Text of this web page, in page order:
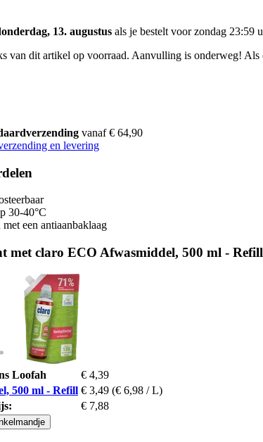
13. augustus als je bestelt voorzondag 23:59
van dit artikel op voorraad. Aanvulling is onderweg!
vanaf € 64,90
en levering
30-40°C
een antiaanbaklaag
met claro ECO Afwasmiddel, 500 ml - Refill
Loofah
€ 4,39
500 ml - Refill € 3,49 (€ 6,98 / L)
€ 7,88